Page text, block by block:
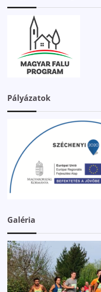
Pályázatok
Galéria